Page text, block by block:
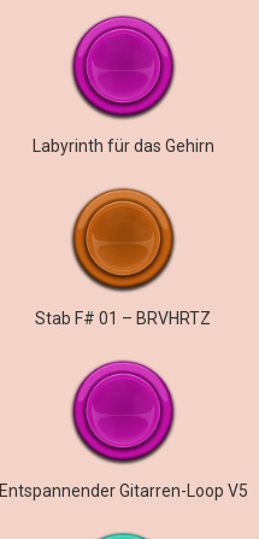
Labyrinth für das Gehirn
Stab F# 01 – BRVHRTZ
Entspannender Gitarren-Loop V5